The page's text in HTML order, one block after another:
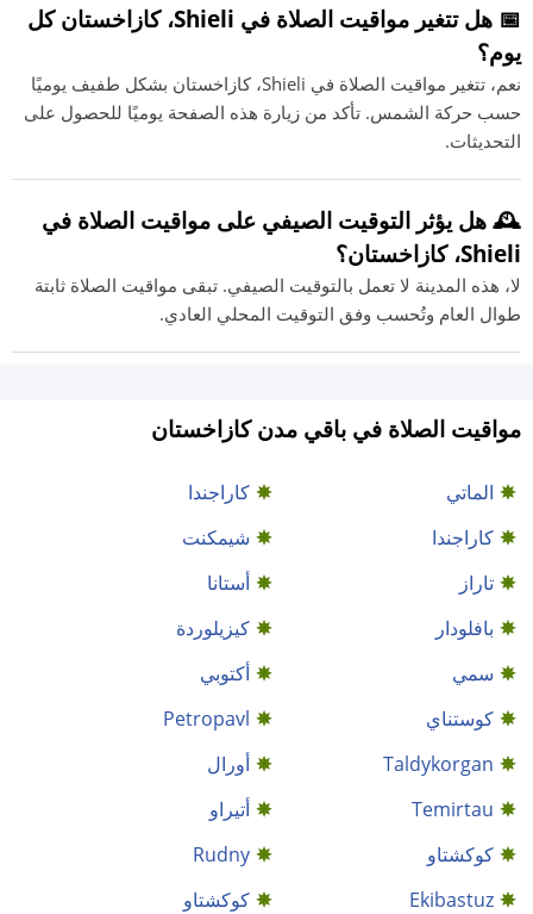
📅 هل تتغير مواقيت الصلاة في Shieli، كازاخستان كل
يوم؟
نعم، تتغير مواقيت الصلاة في Shieli، كازاخستان بشكل طفيف يوميًا
حسب حركة الشمس. تأكد من زيارة هذه الصفحة يوميًا للحصول على
التحديثات.
🕰️ هل يؤثر التوقيت الصيفي على مواقيت الصلاة في
Shieli، كازاخستان؟
لا، هذه المدينة لا تعمل بالتوقيت الصيفي. تبقى مواقيت الصلاة ثابتة
طوال العام وتُحسب وفق التوقيت المحلي العادي.
مواقيت الصلاة في باقي مدن كازاخستان
الماتي
كاراجندا
كاراجندا
شيمكنت
تاراز
أستانا
بافلودار
كيزيلوردة
سمي
أكتوبي
كوستناي
Petropavl
Taldykorgan
أورال
Temirtau
أتيراو
كوكشتاو
Rudny
Ekibastuz
كوكشتاو